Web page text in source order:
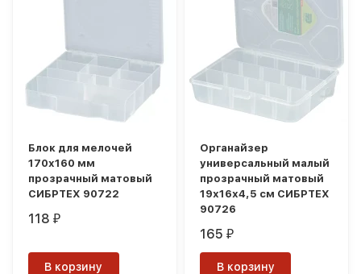
Блок для мелочей
170x160 мм
прозрачный матовый
СИБРТЕХ 90722
118₽
В корзину
Органайзер
универсальный малый
прозрачный матовый
19х16х4,5 см СИБРТЕХ
90726
165₽
В корзину